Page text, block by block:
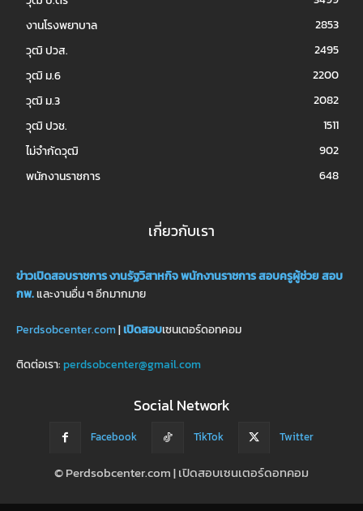
งานโรงพยาบาล
2853
วุฒิ ปวส.
2495
วุฒิ ม.6
2200
วุฒิ ม.3
2082
วุฒิ ปวช.
1511
ไม่จำกัดวุฒิ
902
พนักงานราชการ
648
เกี่ยวกับเรา
ข่าวเปิดสอบราชการงานรัฐวิสาหกิจพนักงานราชการสอบครูผู้ช่วยสอบ
กพ.และงานอื่น ๆ อีกมากมาย
Perdsobcenter.com|เปิดสอบเซนเตอร์ดอทคอม
ติดต่อเรา: perdsobcenter@gmail.com
Social Network
Facebook TikTok Twitter
© Perdsobcenter.com | เปิดสอบเซนเตอร์ดอทคอม